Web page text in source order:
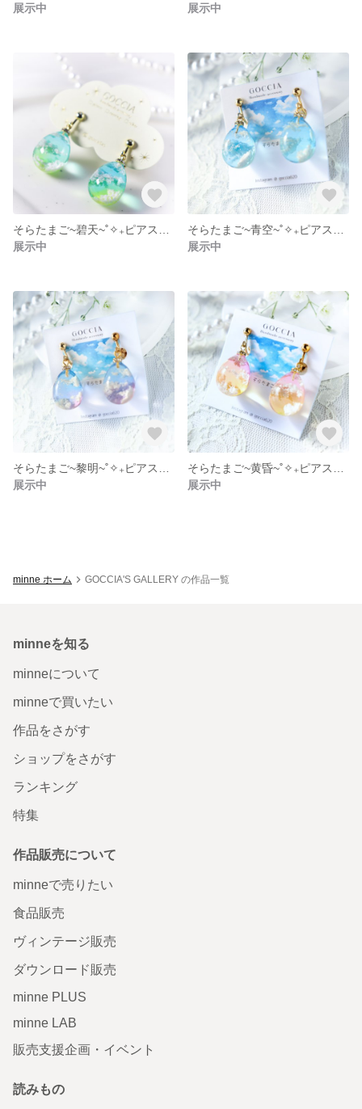
展示中
展示中
展示中
展示中
展示中
展示中
minne ホーム GOCCIA'S GALLERY の作品一覧
minneを知る
minneについて
minneで買いたい
作品をさがす
ショップをさがす
ランキング
特集
作品販売について
minneで売りたい
食品販売
ヴィンテージ販売
ダウンロード販売
minne PLUS
minne LAB
販売支援企画・イベント
読みもの